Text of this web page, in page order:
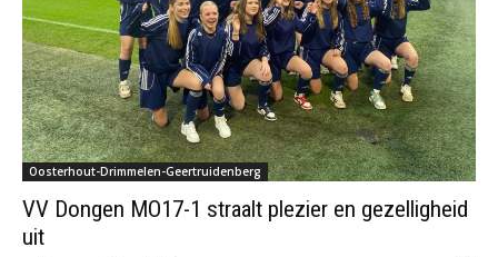
Oosterhout-Drimmelen-Geertruidenberg
VV Dongen MO17-1 straalt plezier en gezelligheid
uit